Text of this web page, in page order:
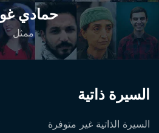
حمادي غوار
ممثل
السيرة ذاتية
السيرة الذاتية غير متوفرة